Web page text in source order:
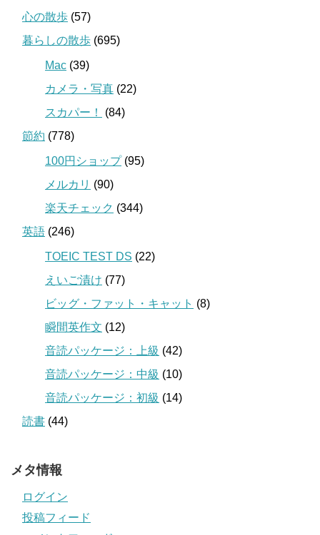
心の散歩 (57)
暮らしの散歩 (695)
Mac (39)
カメラ・写真 (22)
スカパー！
(84)
節約 (778)
100円ショップ(95)
メルカリ (90)
楽天チェック (344)
英語 (246)
TOEIC TEST DS (22)
えいご漬け (77)
ビッグ・ファット・キャット (8)
瞬間英作文 (12)
音読パッケージ：上級 (42)
音読パッケージ：中級 (10)
音読パッケージ：初級 (14)
読書 (44)
メタ情報
ログイン
投稿フィード